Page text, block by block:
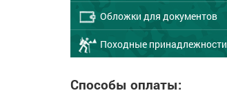
Обложки для документов
Походные принадлежности
Способы оплаты: